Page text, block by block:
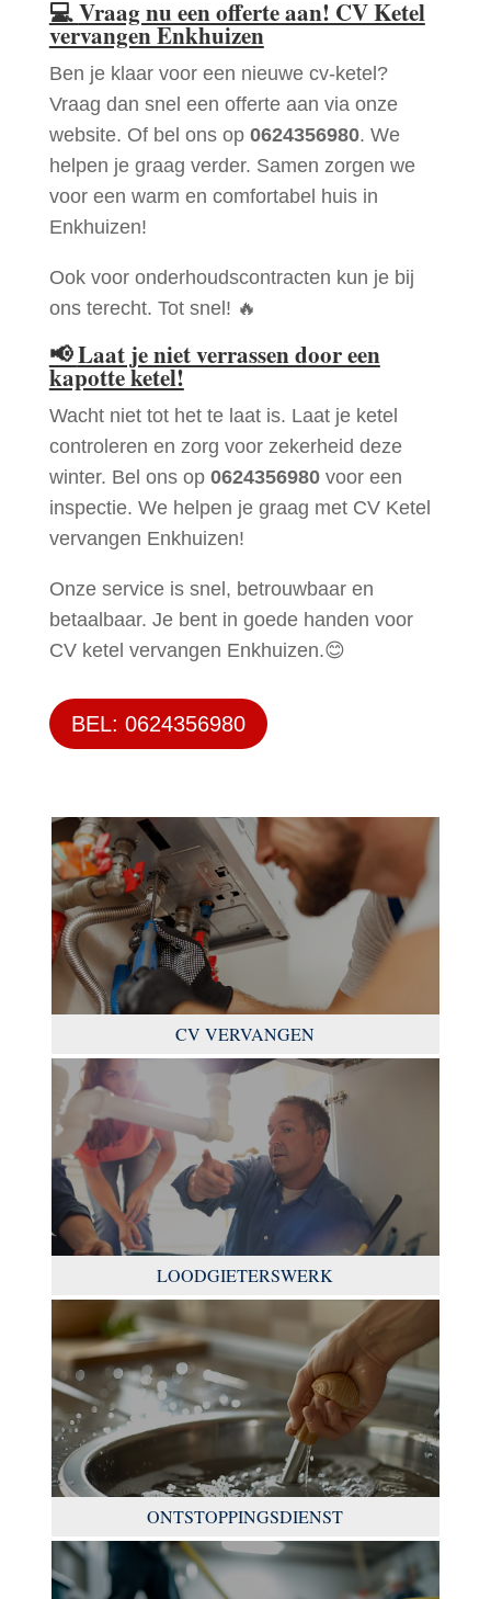
💻Vraag nu een offerte aan! CV Ketel
vervangen Enkhuizen
Ben je klaar voor een nieuwe cv-ketel?
Vraag dan snel een offerte aan via onze
website. Of bel ons op 0624356980. We
helpen je graag verder. Samen zorgen we
voor een warm en comfortabel huis in
Enkhuizen!
Ook voor onderhoudscontracten kun je bij
ons terecht. Tot snel! 🔥
📢Laat je niet verrassen door een
kapotte ketel!
Wacht niet tot het te laat is. Laat je ketel
controleren en zorg voor zekerheid deze
winter. Bel ons op 0624356980voor een
inspectie. We helpen je graag met CV Ketel
vervangen Enkhuizen!
Onze service is snel, betrouwbaar en
betaalbaar. Je bent in goede handen voor
CV ketel vervangen Enkhuizen.😊
BEL: 0624356980
CV VERVANGEN
LOODGIETERSWERK
ONTSTOPPINGSDIENST